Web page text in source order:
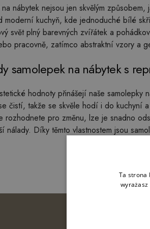
nábytek nejsou jen skvělým
moderní kuchyň, kde jednoduché bílé
svět plný barevných zvířátek a
pracovně, zatímco abstraktní vzory a
samolepek na nábytek s
hodnoty přinášejí naše
čistí, takže se skvěle hodí i do kuchyní
rozhodnete pro změnu, lze je snadno
nálady. Díky těmto vlastnostem jsou
Ta strona